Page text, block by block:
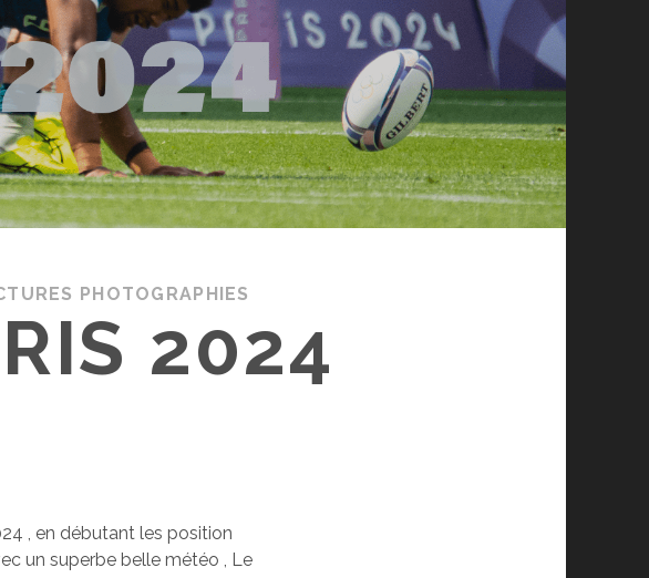
PHOTOGRAPHIES
2024
, en débutant les position
un superbe belle météo , Le